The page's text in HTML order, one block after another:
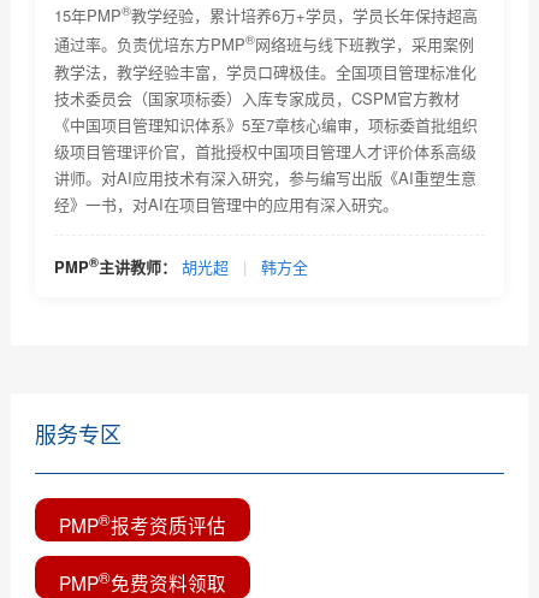
PMP考试技巧及注意事项
PMP
考试未通过怎么办？
为什么PMP网络教育受欢迎
PMP网络教育的优势有哪些
选择PMP网络教育该留意哪些信息？
PMP培训项目危机处理，你是如何做的？
15年PMP®教学经验，累计培养6万+学员，学员长年保持超高
通过率。负责优培东方PMP®网络班与线下班教学，采用案例
教学法，教学经验丰富，学员口碑极佳。全国项目管理标准化
技术委员会（国家项标委）入库专家成员，CSPM官方教材
《中国项目管理知识体系》5至7章核心编审，项标委首批组织
级项目管理评价官，首批授权中国项目管理人才评价体系高级
讲师。对AI应用技术有深入研究，参与编写出版《AI重塑生意
经》一书，对AI在项目管理中的应用有深入研究。
PMP®主讲教师： 胡光超 | 韩方全
服务专区
PMP®报考资质评估
PMP®免费资料领取